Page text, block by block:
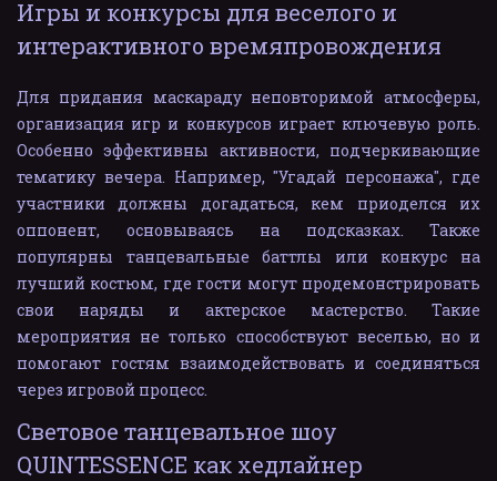
Игры и конкурсы для веселого и
интерактивного времяпровождения
Для придания маскараду неповторимой атмосферы,
организация игр и конкурсов играет ключевую роль.
Особенно эффективны активности, подчеркивающие
тематику вечера. Например, "Угадай персонажа", где
участники должны догадаться, кем приоделся их
оппонент, основываясь на подсказках. Также
популярны танцевальные баттлы или конкурс на
лучший костюм, где гости могут продемонстрировать
свои наряды и актерское мастерство. Такие
мероприятия не только способствуют веселью, но и
помогают гостям взаимодействовать и соединяться
через игровой процесс.
Световое танцевальное шоу
QUINTESSENCE как хедлайнер